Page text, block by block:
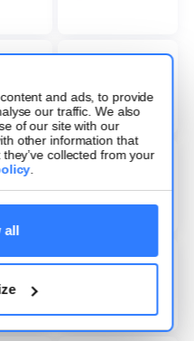
and ads, to provide
our traffic. We also
of our site with our
other information that
collected from your
.
all